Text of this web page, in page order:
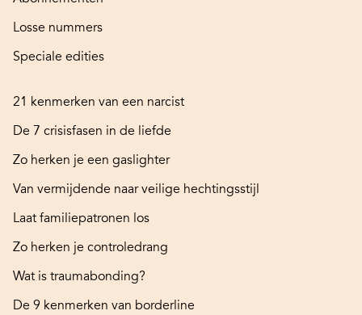
Losse nummers
Speciale edities
21 kenmerken van een narcist
De 7 crisisfasen in de liefde
Zo herken je een gaslighter
Van vermijdende naar veilige hechtingsstijl
Laat familiepatronen los
Zo herken je controledrang
Wat is traumabonding?
De 9 kenmerken van borderline